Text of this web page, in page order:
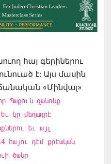
հայ գերիներու
է: Այս մասին
«Մինվալ»
Պաքուն զանոնք
կը մեղադրէ
եւ այլ
հայու դէմ քրէական
ծանր